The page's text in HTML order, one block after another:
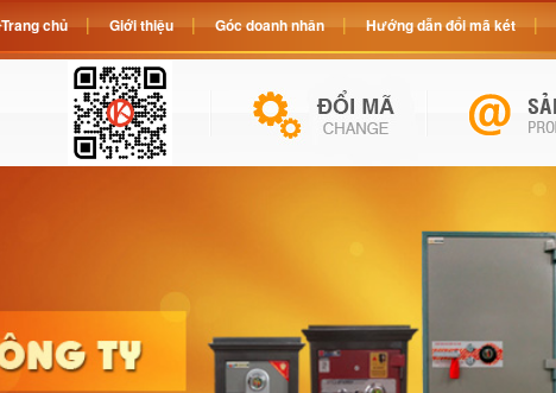
Trang chủ Giới thiệu Góc doanh nhân Hướng dẫn đổi mã két